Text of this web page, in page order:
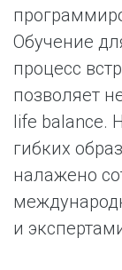
Обучение
процесс
позволяет
life balance.
гибких
налажено
и